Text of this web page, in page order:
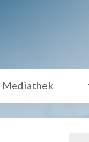
Mediathek